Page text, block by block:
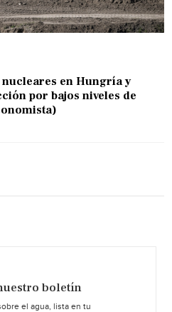
en Hungría y
por bajos niveles de
boletín
el agua, lista en tu